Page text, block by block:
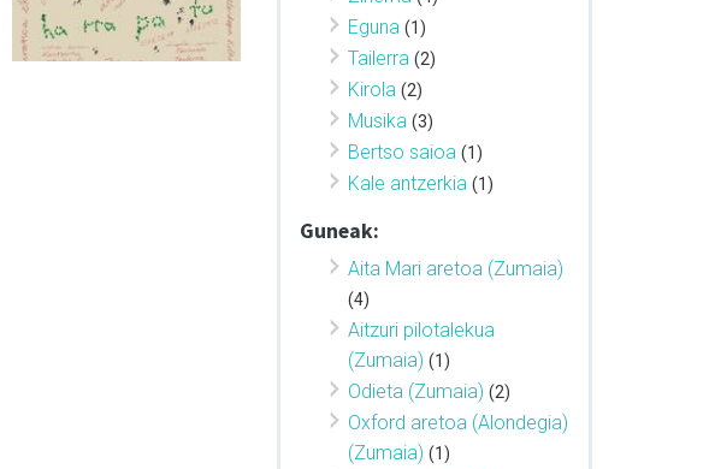
Eguna (1)
Tailerra (2)
Kirola (2)
Musika (3)
Bertso saioa (1)
Kale antzerkia (1)
Guneak:
Aita Mari aretoa (Zumaia)
(4)
Aitzuri pilotalekua
(Zumaia) (1)
Odieta (Zumaia) (2)
Oxford aretoa (Alondegia)
(Zumaia) (1)